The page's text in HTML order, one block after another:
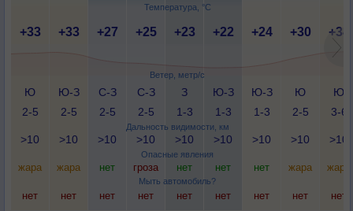
Температура, °C
Ветер, метр/с
Дальность видимости, км
Опасные явления
Мыть автомобиль?
+33 +33 +27 +25 +23 +22 +24 +30 +34
Ю
2-5
Ю-З
2-5
С-З
2-5
С-З
2-5
З
1-3
Ю-З
1-3
Ю-З
1-3
Ю
2-5
Ю
3-6
>10 >10 >10 >10 >10 >10 >10 >10 >10
жара жара нет гроза нет нет нет жара жара
нет нет нет нет нет нет нет нет нет